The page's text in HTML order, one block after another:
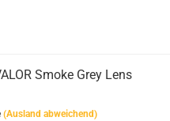
Smoke Grey Lens
(Ausland abweichend)